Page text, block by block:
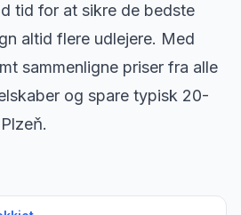
tid for at sikre de bedste
altid flere udlejere. Med
sammenligne priser fra alle
og spare typisk 20-